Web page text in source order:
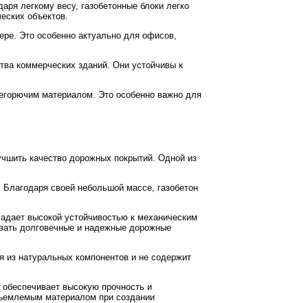
легкому весу, газобетонные блоки легко
объектов.
Это особенно актуально для офисов,
коммерческих зданий. Они устойчивы к
материалом. Это особенно важно для
качество дорожных покрытий. Одной из
своей небольшой массе, газобетон
высокой устойчивостью к механическим
долговечные и надежные дорожные
из натуральных компонентов и не содержит
высокую прочность и
материалом при создании